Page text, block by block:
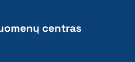
centras